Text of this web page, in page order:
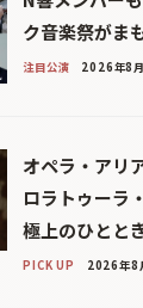
ク音楽祭がま
注目公演 2026年8
オペラ・アリ
ロラトゥーラ
極上のひとと
PICK UP 2026年8